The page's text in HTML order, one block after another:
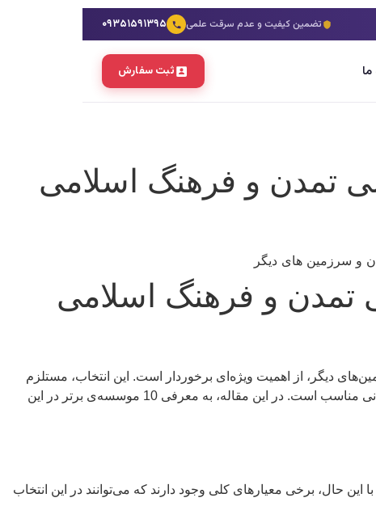
تضمین کیفیت و عدم سرقت علمی ۰۹۳۵۱۵۹۱۳۹۵
ما ثبت سفارش
تمدن و فرهنگ اسلامی
تمدن و فرهنگ اسلامی
دیگر، از اهمیت ویژه‌ای برخوردار است. این انتخاب، مستلزم
بررسی دقیق و ارزیابی فاکتورهای متعددی همچون تخصص اساتید، کیفیت پژوهش، پایبندی به اصول اخلاقی و علمی، و ارائه خدمات پشتیبانی مناسب است. در این مقاله، به معرفی 10 موسسه‌ی برتر در این
حال، برخی معیارهای کلی وجود دارند که می‌توانند در این انتخاب